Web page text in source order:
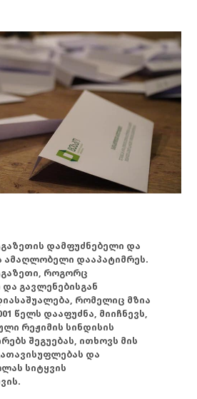
დამფუძნებელი და
ამაღლობელი დააპატიმრეს.
როგორც
გავლენებისგან
რომელიც მზია
წელს დააფუძნა, მიიჩნევს,
რეჟიმის სინდისის
შეგუებას, ითხოვს მის
და
სიტყვის